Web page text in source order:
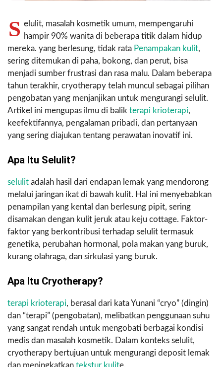
S elulit, masalah kosmetik umum, mempengaruhi
hampir 90% wanita di beberapa titik dalam hidup
mereka. yang berlesung, tidak rata Penampakan kulit,
sering ditemukan di paha, bokong, dan perut, bisa
menjadi sumber frustrasi dan rasa malu. Dalam beberapa
tahun terakhir, cryotherapy telah muncul sebagai pilihan
pengobatan yang menjanjikan untuk mengurangi selulit.
Artikel ini mengupas ilmu di balik terapi krioterapi,
keefektifannya, pengalaman pribadi, dan pertanyaan
yang sering diajukan tentang perawatan inovatif ini.
Apa Itu Selulit?
selulit adalah hasil dari endapan lemak yang mendorong
melalui jaringan ikat di bawah kulit. Hal ini menyebabkan
penampilan yang kental dan berlesung pipit, sering
disamakan dengan kulit jeruk atau keju cottage. Faktor-
faktor yang berkontribusi terhadap selulit termasuk
genetika, perubahan hormonal, pola makan yang buruk,
kurang olahraga, dan sirkulasi yang buruk.
Apa Itu Cryotherapy?
terapi krioterapi, berasal dari kata Yunani “cryo” (dingin)
dan “terapi” (pengobatan), melibatkan penggunaan suhu
yang sangat rendah untuk mengobati berbagai kondisi
medis dan masalah kosmetik. Dalam konteks selulit,
cryotherapy bertujuan untuk mengurangi deposit lemak
dan meningkatkan tekstur kulite.